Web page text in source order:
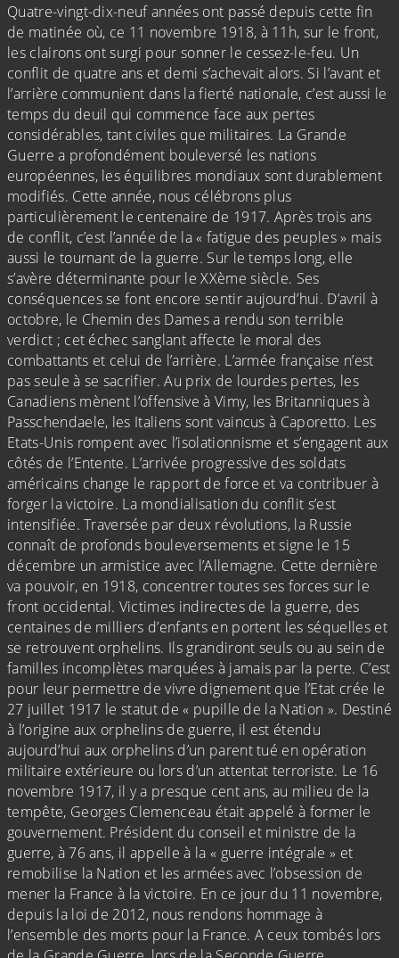
Quatre-vingt-dix-neuf années ont passé depuis cette fin
de matinée où, ce 11 novembre 1918, à 11h, sur le front,
les clairons ont surgi pour sonner le cessez-le-feu. Un
conflit de quatre ans et demi s’achevait alors. Si l’avant et
l’arrière communient dans la fierté nationale, c’est aussi le
temps du deuil qui commence face aux pertes
considérables, tant civiles que militaires. La Grande
Guerre a profondément bouleversé les nations
européennes, les équilibres mondiaux sont durablement
modifiés. Cette année, nous célébrons plus
particulièrement le centenaire de 1917. Après trois ans
de conflit, c’est l’année de la « fatigue des peuples » mais
aussi le tournant de la guerre. Sur le temps long, elle
s’avère déterminante pour le XXème siècle. Ses
conséquences se font encore sentir aujourd’hui. D’avril à
octobre, le Chemin des Dames a rendu son terrible
verdict ; cet échec sanglant affecte le moral des
combattants et celui de l’arrière. L’armée française n’est
pas seule à se sacrifier. Au prix de lourdes pertes, les
Canadiens mènent l’offensive à Vimy, les Britanniques à
Passchendaele, les Italiens sont vaincus à Caporetto. Les
Etats-Unis rompent avec l’isolationnisme et s’engagent aux
côtés de l’Entente. L’arrivée progressive des soldats
américains change le rapport de force et va contribuer à
forger la victoire. La mondialisation du conflit s’est
intensifiée. Traversée par deux révolutions, la Russie
connaît de profonds bouleversements et signe le 15
décembre un armistice avec l’Allemagne. Cette dernière
va pouvoir, en 1918, concentrer toutes ses forces sur le
front occidental. Victimes indirectes de la guerre, des
centaines de milliers d’enfants en portent les séquelles et
se retrouvent orphelins. Ils grandiront seuls ou au sein de
familles incomplètes marquées à jamais par la perte. C’est
pour leur permettre de vivre dignement que l’Etat crée le
27 juillet 1917 le statut de « pupille de la Nation ». Destiné
à l’origine aux orphelins de guerre, il est étendu
aujourd’hui aux orphelins d’un parent tué en opération
militaire extérieure ou lors d’un attentat terroriste. Le 16
novembre 1917, il y a presque cent ans, au milieu de la
tempête, Georges Clemenceau était appelé à former le
gouvernement. Président du conseil et ministre de la
guerre, à 76 ans, il appelle à la « guerre intégrale » et
remobilise la Nation et les armées avec l’obsession de
mener la France à la victoire. En ce jour du 11 novembre,
depuis la loi de 2012, nous rendons hommage à
l’ensemble des morts pour la France. A ceux tombés lors